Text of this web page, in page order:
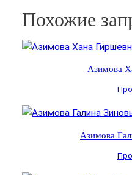
Похожие
Азимова
Азимова